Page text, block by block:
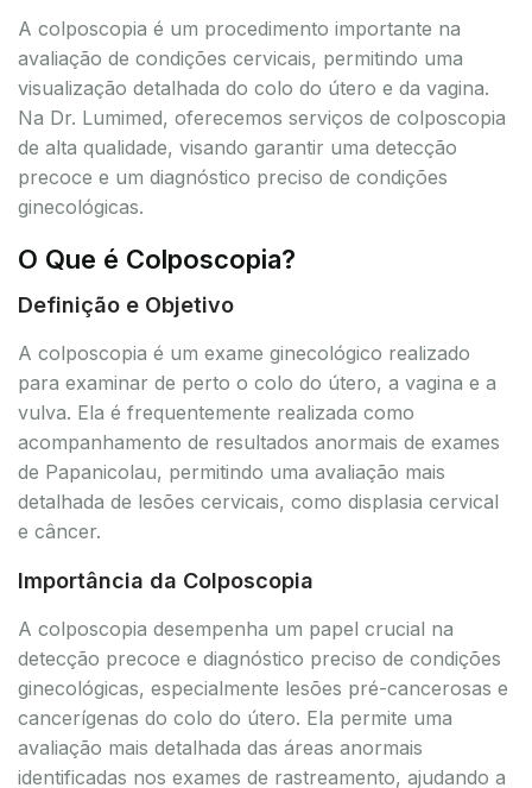
A colposcopia é um procedimento importante na
avaliação de condições cervicais, permitindo uma
visualização detalhada do colo do útero e da vagina.
Na Dr. Lumimed, oferecemos serviços de colposcopia
de alta qualidade, visando garantir uma detecção
precoce e um diagnóstico preciso de condições
ginecológicas.
O Que é Colposcopia?
Definição e Objetivo
A colposcopia é um exame ginecológico realizado
para examinar de perto o colo do útero, a vagina e a
vulva. Ela é frequentemente realizada como
acompanhamento de resultados anormais de exames
de Papanicolau, permitindo uma avaliação mais
detalhada de lesões cervicais, como displasia cervical
e câncer.
Importância da Colposcopia
A colposcopia desempenha um papel crucial na
detecção precoce e diagnóstico preciso de condições
ginecológicas, especialmente lesões pré-cancerosas e
cancerígenas do colo do útero. Ela permite uma
avaliação mais detalhada das áreas anormais
identificadas nos exames de rastreamento, ajudando a